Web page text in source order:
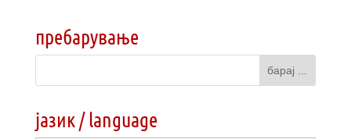
пребарување
јазик / language